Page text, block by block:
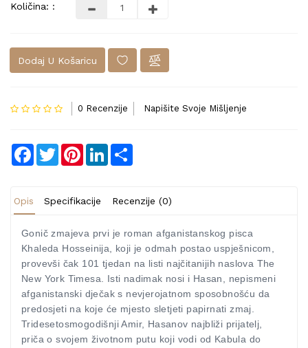
Količina: :
Dodaj U Košaricu
0 Recenzije Napišite Svoje Mišljenje
Facebook
TwitterPinterestLinkedIn
Opis Specifikacije Recenzije (0)
Gonič zmajeva prvi je roman afganistanskog pisca
Khaleda Hosseinija, koji je odmah postao uspješnicom,
provevši čak 101 tjedan na listi najčitanijih naslova The
New York Timesa. Isti nadimak nosi i Hasan, nepismeni
afganistanski dječak s nevjerojatnom sposobnošću da
predosjeti na koje će mjesto sletjeti papirnati zmaj.
Tridesetosmogodišnji Amir, Hasanov najbliži prijatelj,
priča o svojem životnom putu koji vodi od Kabula do